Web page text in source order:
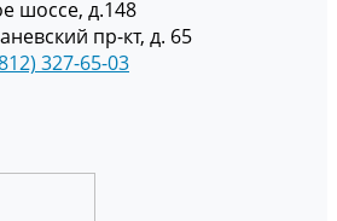
шоссе, д.148
пр-кт, д. 65
327-65-03